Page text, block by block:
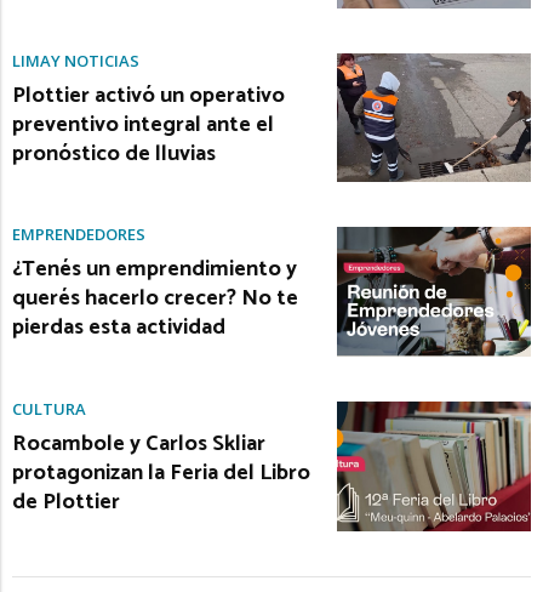
LIMAY NOTICIAS
Plottier activó un operativo
preventivo integral ante el
pronóstico de lluvias
EMPRENDEDORES
¿Tenés un emprendimiento y
querés hacerlo crecer? No te
pierdas esta actividad
CULTURA
Rocambole y Carlos Skliar
protagonizan la Feria del Libro
de Plottier